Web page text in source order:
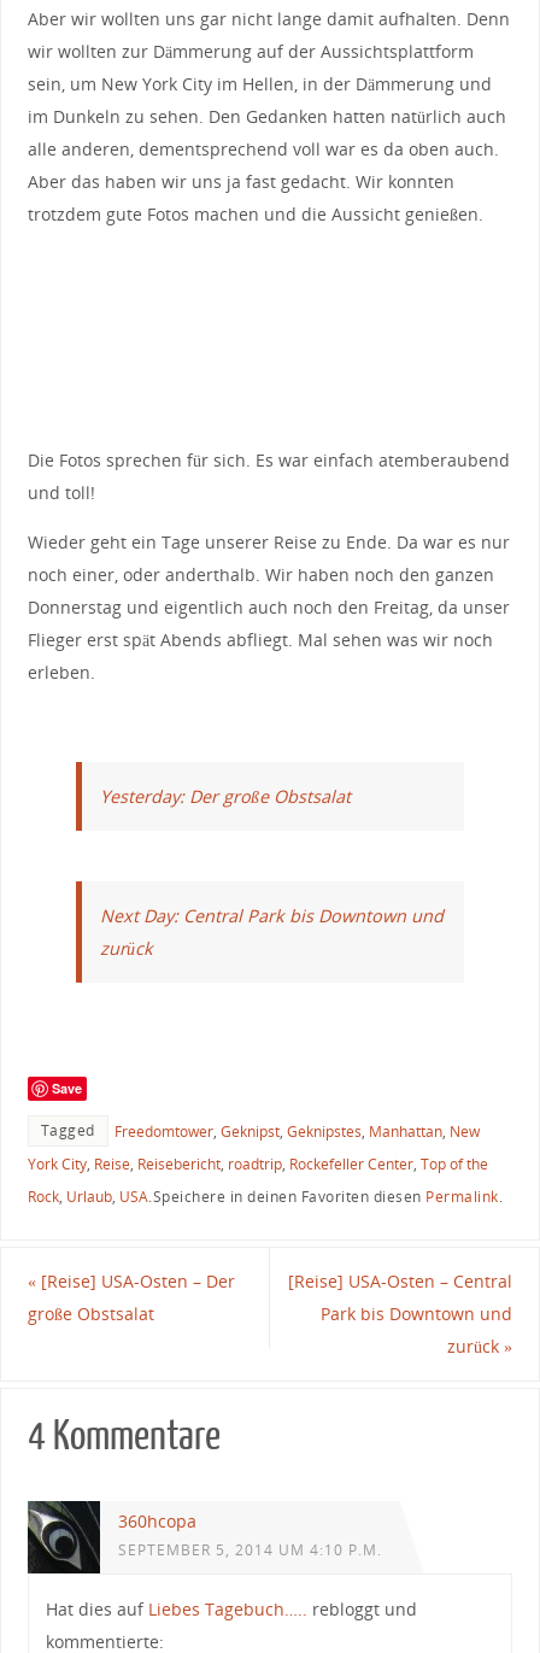
Aber wir wollten uns gar nicht lange damit aufhalten. Denn
wir wollten zur Dämmerung auf der Aussichtsplattform
sein, um New York City im Hellen, in der Dämmerung und
im Dunkeln zu sehen. Den Gedanken hatten natürlich auch
alle anderen, dementsprechend voll war es da oben auch.
Aber das haben wir uns ja fast gedacht. Wir konnten
trotzdem gute Fotos machen und die Aussicht genießen.
Die Fotos sprechen für sich. Es war einfach atemberaubend
und toll!
Wieder geht ein Tage unserer Reise zu Ende. Da war es nur
noch einer, oder anderthalb. Wir haben noch den ganzen
Donnerstag und eigentlich auch noch den Freitag, da unser
Flieger erst spät Abends abfliegt. Mal sehen was wir noch
erleben.
Yesterday: Der große Obstsalat
Next Day: Central Park bis Downtown und
zurück
Save
Tagged Freedomtower, Geknipst, Geknipstes, Manhattan, New
York City, Reise, Reisebericht, roadtrip, Rockefeller Center, Top of the
Rock, Urlaub, USA.Speichere in deinen Favoriten diesen Permalink.
«[Reise] USA-Osten – Der
große Obstsalat
[Reise] USA-Osten – Central
Park bis Downtown und
zurück»
4 Kommentare
360hcopa
SEPTEMBER 5, 2014 UM 4:10 P.M.
Hat dies auf Liebes Tagebuch…..
rebloggt und
kommentierte: